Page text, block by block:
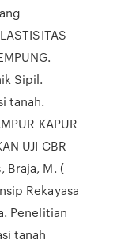
Sipil.
tanah.
KAPUR
UJI CBR
Braja, M. (
Rekayasa
Penelitian
tanah